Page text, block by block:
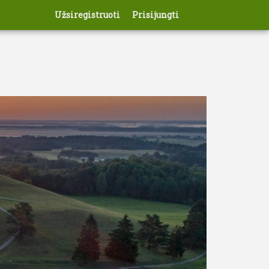
Užsiregistruoti Prisijungti